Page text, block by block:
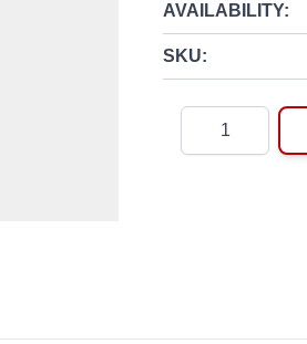
AVAILABILITY:
SKU: